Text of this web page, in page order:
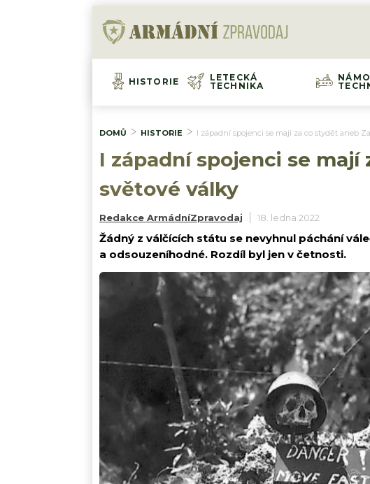
HISTORIE
LETECKÁ
TECHNIKA
DOMŮ HISTORIE I západní spojenci se mají za co stydět aneb
I západní spojenci se
světové války
Redakce ArmádníZpravodaj 18. ledna 2022
Žádný z válčících státu se nevyhnul páchání
a odsouzeníhodné. Rozdíl byl jen v četnosti.